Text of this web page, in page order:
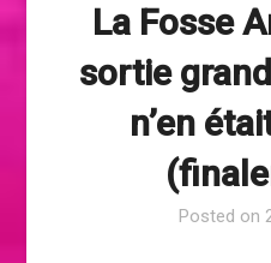
La Fosse
sortie
n’en
Posted on